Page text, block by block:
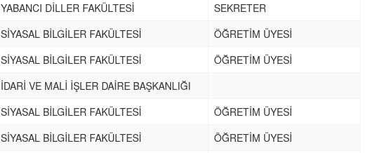
YABANCI DİLLER FAKÜLTESİ
SEKRETER
SİYASAL BİLGİLER FAKÜLTESİ
ÖĞRETİM ÜYESİ
SİYASAL BİLGİLER FAKÜLTESİ
ÖĞRETİM ÜYESİ
İDARİ VE MALİ İŞLER DAİRE BAŞKANLIĞI
SİYASAL BİLGİLER FAKÜLTESİ
ÖĞRETİM ÜYESİ
SİYASAL BİLGİLER FAKÜLTESİ
ÖĞRETİM ÜYESİ